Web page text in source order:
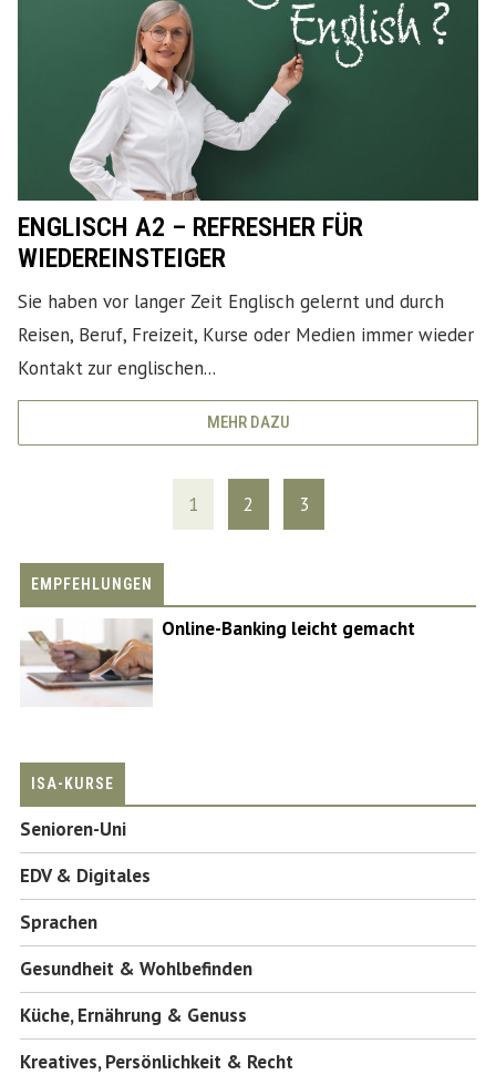
ENGLISCH A2 – REFRESHER FÜR
WIEDEREINSTEIGER
Sie haben vor langer Zeit Englisch gelernt und durch
Reisen, Beruf, Freizeit, Kurse oder Medien immer wieder
Kontakt zur englischen...
MEHR DAZU
1 2 3
EMPFEHLUNGEN
Online-Banking leicht gemacht
ISA-KURSE
Senioren-Uni
EDV & Digitales
Sprachen
Gesundheit & Wohlbefinden
Küche, Ernährung & Genuss
Kreatives, Persönlichkeit & Recht